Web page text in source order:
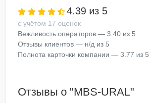
4.39 из 5
с учётом 17 оценок
Вежливость операторов — 3.40 из 5
Отзывы клиентов — н/д из 5
Полнота карточки компании — 3.77 из 5
Отзывы о "MBS-URAL"